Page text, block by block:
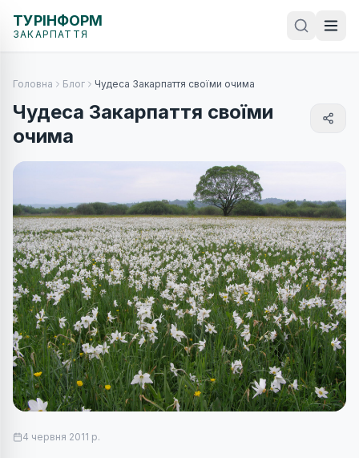
ТУРІНФОРМ
ЗАКАРПАТТЯ
Головна Блог Чудеса Закарпаття своїми очима
Чудеса Закарпаття своїми
очима
4 червня 2011 р.